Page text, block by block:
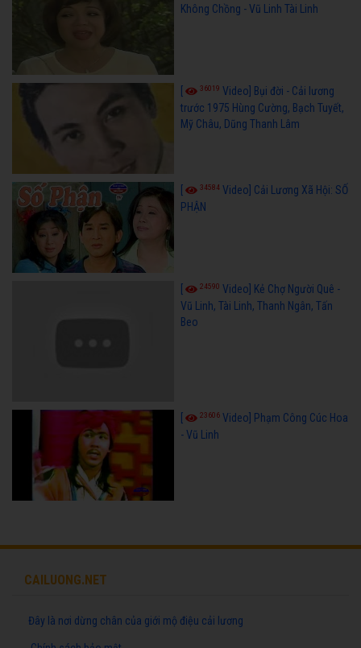
Không Chồng - Vũ Linh Tài Linh
36019 Video] Bụi đời - Cải lương
trước 1975 Hùng Cường, Bạch Tuyết,
Mỹ Châu, Dũng Thanh Lâm
34584 Video] Cải Lương Xã Hội: SỐ
PHẬN
24590 Video] Kẻ Chợ Người Quê -
Vũ Linh, Tài Linh, Thanh Ngân, Tấn
Beo
23606 Video] Phạm Công Cúc Hoa
- Vũ Linh
CAILUONG.NET
Đây là nơi dừng chân của giới mộ điệu cải lương